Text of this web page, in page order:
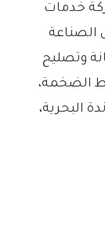
خدمات
الصناعة
وتصليح
الضخمة،
البحرية،